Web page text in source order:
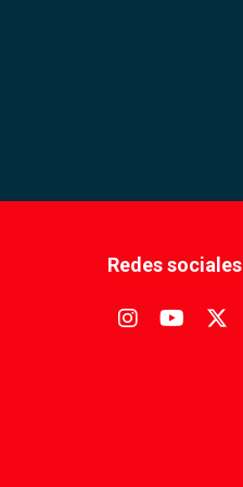
Redes sociales